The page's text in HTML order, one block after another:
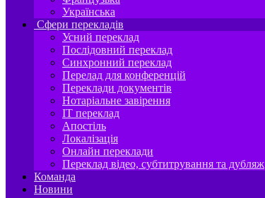
Українська
Сфери перекладів
Усний переклад
Послідовний переклад
Синхронний переклад
Перелад для конференцій
Переклади документів
Нотаріальне завірення
IT переклад
Апостіль
Локалізація
Онлайн переклади
Переклад відео, субтитрування та дубляж
Команда
Новини